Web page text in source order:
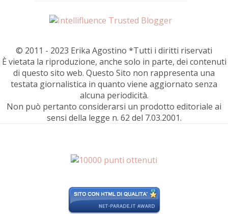
© 2011 - 2023 Erika Agostino *Tutti i diritti riservati
È vietata la riproduzione, anche solo in parte, dei contenuti
di questo sito web. Questo Sito non rappresenta una
testata giornalistica in quanto viene aggiornato senza
alcuna periodicità.
Non può pertanto considerarsi un prodotto editoriale ai
sensi della legge n. 62 del 7.03.2001.